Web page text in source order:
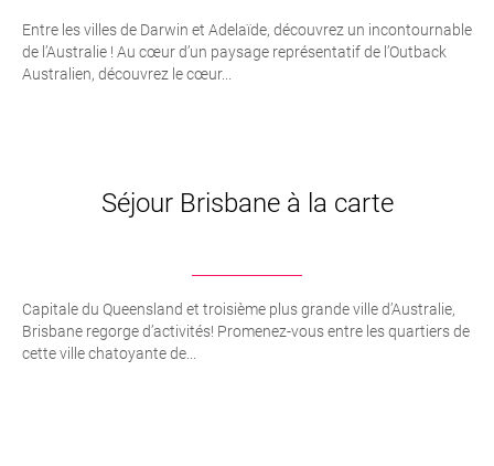
Entre les villes de Darwin et Adelaïde, découvrez un incontournable
de l’Australie ! Au cœur d’un paysage représentatif de l’Outback
Australien, découvrez le cœur...
Séjour Brisbane à la carte
Capitale du Queensland et troisième plus grande ville d’Australie,
Brisbane regorge d’activités! Promenez-vous entre les quartiers de
cette ville chatoyante de...